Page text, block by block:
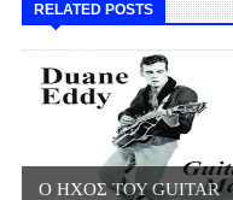
RELATED POSTS
Ο ΗΧΟΣ ΤΟΥ GUITAR